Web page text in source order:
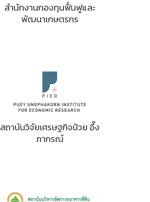
สำนักงานกองทุนฟื้นฟูและ
พัฒนาเกษตรกร
สถาบันวิจัยเศรษฐกิจป๋วย อึ๊ง
ภากรณ์